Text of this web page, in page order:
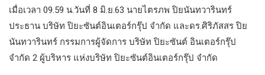
เมื่อเวลา 09.59 น.วันที่ 8 มิ.ย.63 นายไตรภพ ปิยนันทวารินทร์
ประธาน บริษัท ปิยะซันต์อินเตอร์กรุ๊ป จำกัด และดร.ศิริภัสสร ปิย
นันทวารินทร์ กรรมการผู้จัดการ บริษัท ปิยะซันต์ อินเตอร์กรุ๊ป
จำกัด 2 ผู้บริหาร แห่งบริษัท ปิยะซันต์อินเตอร์กรุ๊ป จำกัด